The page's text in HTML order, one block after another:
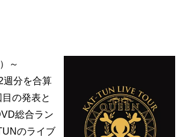
～
週分を合算
の発表と
総合ラン
のライブ